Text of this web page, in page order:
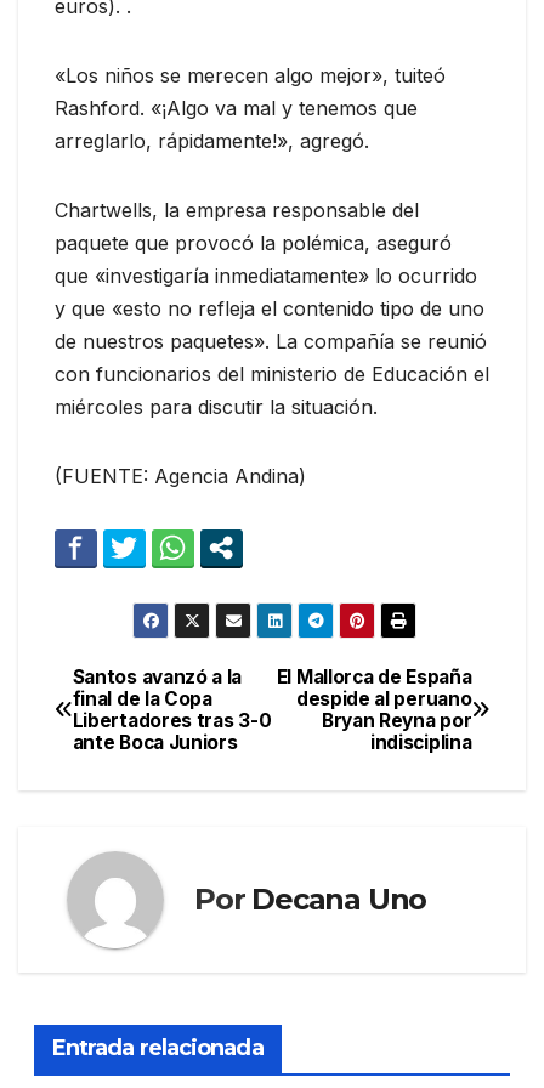
euros). .
«Los niños se merecen algo mejor», tuiteó
Rashford. «¡Algo va mal y tenemos que
arreglarlo, rápidamente!», agregó.
Chartwells, la empresa responsable del
paquete que provocó la polémica, aseguró
que «investigaría inmediatamente» lo ocurrido
y que «esto no refleja el contenido tipo de uno
de nuestros paquetes». La compañía se reunió
con funcionarios del ministerio de Educación el
miércoles para discutir la situación.
(FUENTE: Agencia Andina)
Navegación
de
El Mallorca de España
despide al peruano
Bryan Reyna por
indisciplina
Santos avanzó a la
final de la Copa
Libertadores tras 3-0
ante Boca Juniors
Por Decana Uno
Entrada relacionada